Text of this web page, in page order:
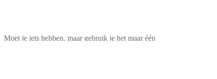
Moet je iets hebben, maar gebruik je het maar één